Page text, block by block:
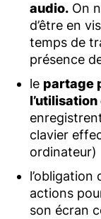
audio. On
d’être en
temps de
présence
le partage
clavier
ordinateur)
l’obligation
actions
son écran